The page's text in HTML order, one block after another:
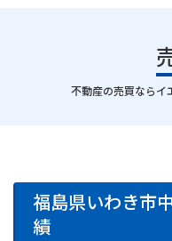
不動産の売買ならイ
福島県いわき市
績